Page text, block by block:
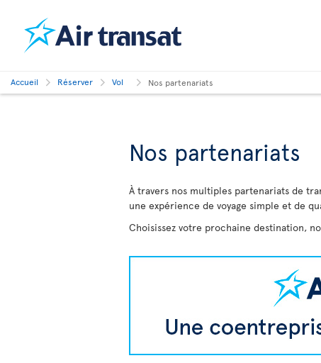
Accueil Réserver Vol Nos partenariats
Nos partenariats
À travers nos multiples partenariats de
une expérience de voyage simple et de
Choisissez votre prochaine destination,